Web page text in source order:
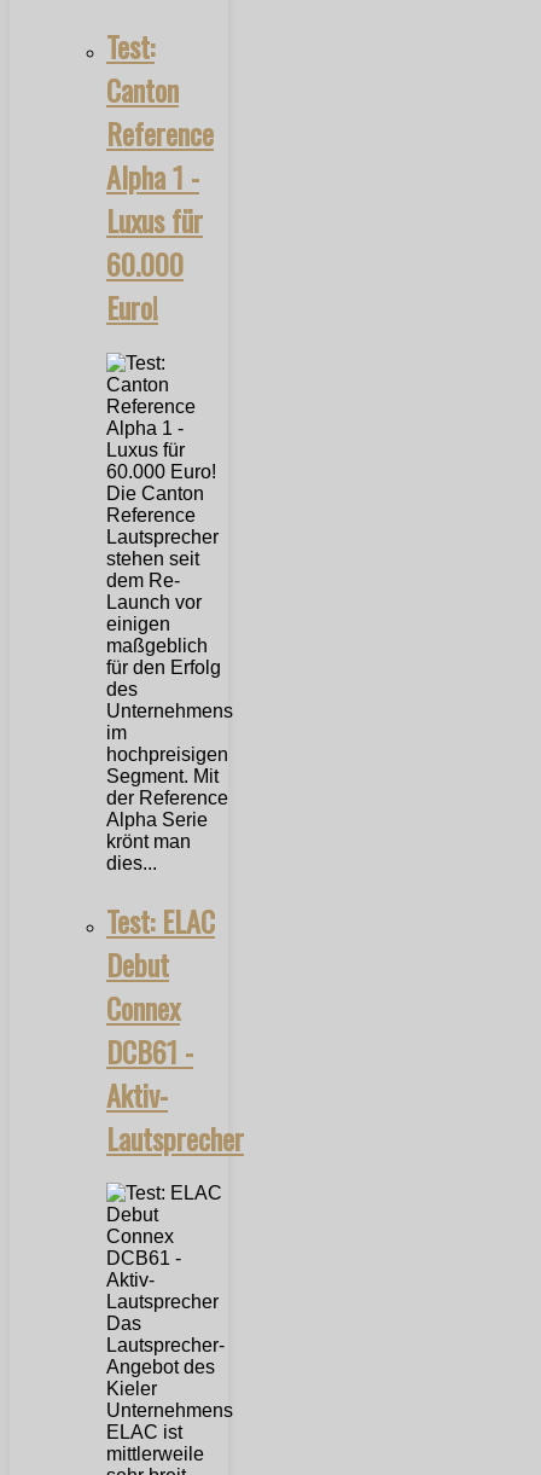
Test:
Canton
Reference
Alpha 1 -
Luxus für
60.000
Euro!
Die Canton
Reference
Lautsprecher
stehen seit
dem Re-
Launch vor
einigen
maßgeblich
für den Erfolg
des
Unternehmens
im
hochpreisigen
Segment. Mit
der Reference
Alpha Serie
krönt man
dies...
Test: ELAC
Debut
Connex
DCB61 -
Aktiv-
Lautsprecher
Das
Lautsprecher-
Angebot des
Kieler
Unternehmens
ELAC ist
mittlerweile